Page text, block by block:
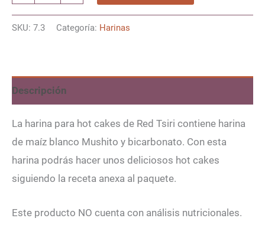
Hot
SKU: 7.3 Categoría: Harinas
Descripción
La harina para hot cakes de Red Tsiri contiene harina
de maíz blanco Mushito y bicarbonato. Con esta
harina podrás hacer unos deliciosos hot cakes
siguiendo la receta anexa al paquete.
Este producto NO cuenta con análisis nutricionales.